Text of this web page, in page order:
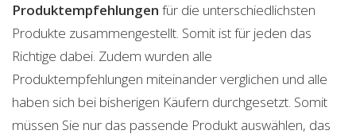
Produktempfehlungen für die unterschiedlichsten
Produkte zusammengestellt. Somit ist für jeden das
Richtige dabei. Zudem wurden alle
Produktempfehlungen miteinander verglichen und alle
haben sich bei bisherigen Käufern durchgesetzt. Somit
müssen Sie nur das passende Produkt auswählen, das